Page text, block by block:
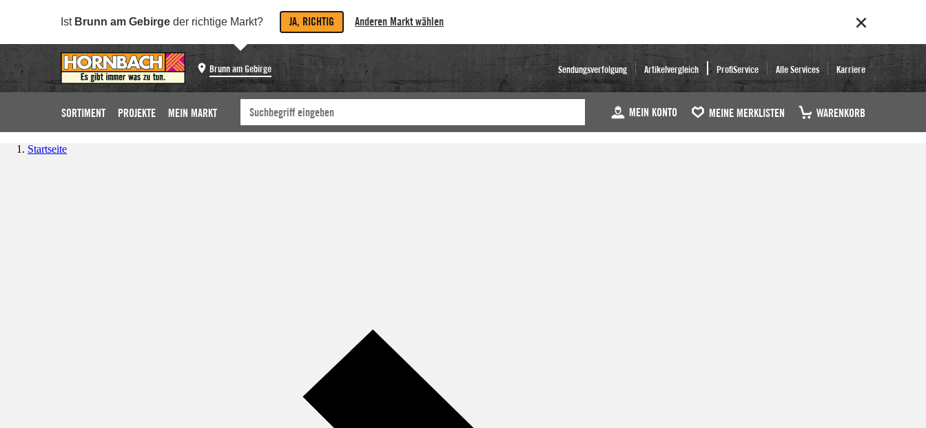
Ist Brunn am Gebirge der richtige Markt? JA, RICHTIG Anderen Markt wählen
Brunn am Gebirge Sendungsverfolgung Artikelvergleich ProfiService Alle Services Karriere
SORTIMENT PROJEKTE MEIN MARKT MEIN KONTO MEINE MERKLISTEN WARENKORB
Startseite